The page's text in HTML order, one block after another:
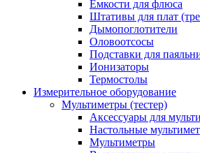
Емкости для флюса
Штативы для плат
Дымопоглотители
Оловоотсосы
Подставки для
Ионизаторы
Термостолы
Измерительное оборудование
Мультиметры (тестер)
Аксессуары для
Настольные
Мультиметры